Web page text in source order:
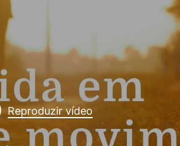
Reproduzir vídeo